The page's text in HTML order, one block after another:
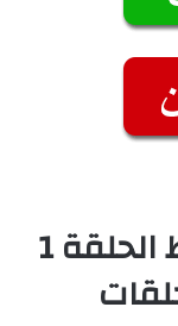
مشاهدة حكايات نطوط الحلقة 1